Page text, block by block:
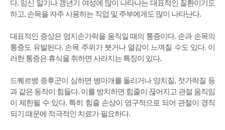
다. 임신 말기나 갱년기 여성에 많이 나타나는 대표적인 질환이기도
하고, 손목을 자주 사용하는 직업 및 주부에게도 많이 나타난다.
대표적인 증상은 엄지손가락을 움직일 때의 통증이다. 손과 손목의
통증도 유발된다. 손목 주위가 붓거나 열감이 느껴질 수도 있다. 이
러한 통증은 휴식을 취하면 사라지는 특징이 있다.
드퀘르뱅 증후군이 심하면 병마개를 돌리거나 양치질, 젓가락질 등
과 같은 동작이 힘들다. 이를 방치하면 힘줄이 끊어지고 관절 움직임
이 제한될 수 있다. 특히 힘줄 손상이 영구적으로 되어 관절이 경직
되기 때문에 적극적인 치료가 필요하다.